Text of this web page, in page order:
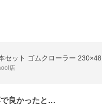
セット ゴムクローラー
店
で良かったと…